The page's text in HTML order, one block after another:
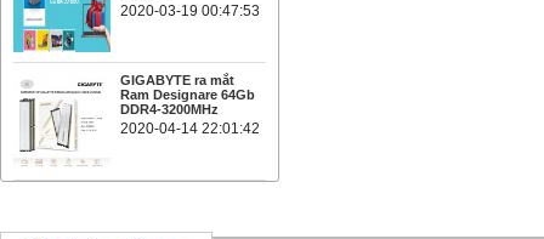
2020-03-19 00:47:53
GIGABYTE ra mắt
Ram Designare 64Gb
DDR4-3200MHz
2020-04-14 22:01:42